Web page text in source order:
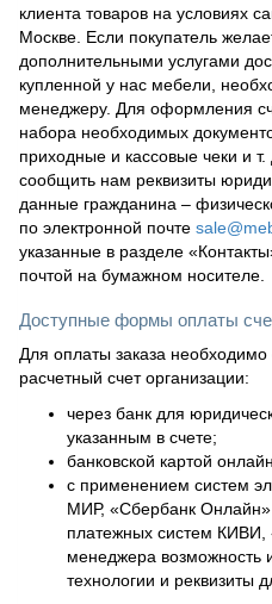
клиента товаров на условиях
Москве. Если покупатель
дополнительными услугами
купленной у нас мебели,
менеджеру. Для оформления
набора необходимых
приходные и кассовые чеки и
сообщить нам реквизиты
данные гражданина –
по электронной почте
указанные в разделе
почтой на бумажном носителе.
Доступные формы оплаты
Для оплаты заказа
расчетный счет организации:
через банк для
указанным в счете;
банковской картой
с применением систем
МИР, «Сбербанк Онлайн»
платежных систем
менеджера возможность
технологии и реквизиты